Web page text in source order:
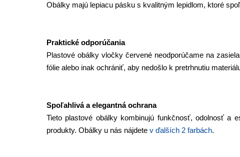
Obálky majú lepiacu pásku s kvalitným lepidlom, ktoré
Praktické odporúčania
Plastové obálky vločky červené neodporúčame na
fólie alebo inak ochrániť, aby nedošlo k pretrhnutiu
Spoľahlivá a elegantná ochrana
Tieto plastové obálky kombinujú funkčnosť, odolnosť a
produkty. Obálky u nás nájdete v ďalších 2 farbách.